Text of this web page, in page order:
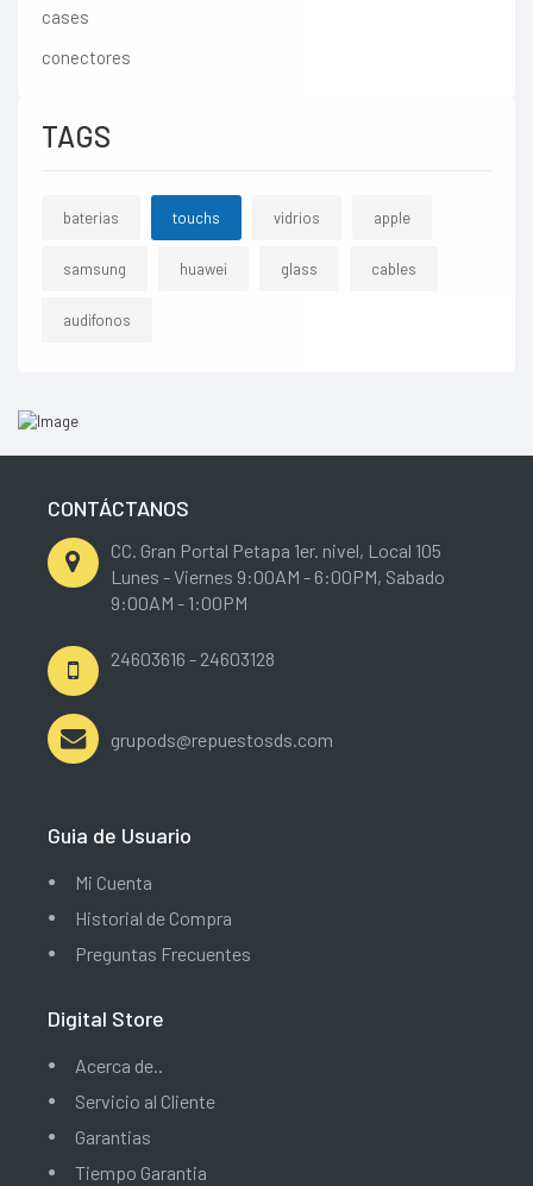
cases
conectores
TAGS
baterias touchs vidrios apple
samsung huawei glass cables
audifonos
CONTÁCTANOS
CC. Gran Portal Petapa 1er. nivel, Local 105
Lunes - Viernes 9:00AM - 6:00PM, Sabado
9:00AM - 1:00PM
24603616 - 24603128
grupods@repuestosds.com
Guia de Usuario
Mi Cuenta
Historial de Compra
Preguntas Frecuentes
Digital Store
Acerca de..
Servicio al Cliente
Garantias
Tiempo Garantia